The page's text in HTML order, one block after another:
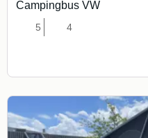
Campingbus VW
5 4